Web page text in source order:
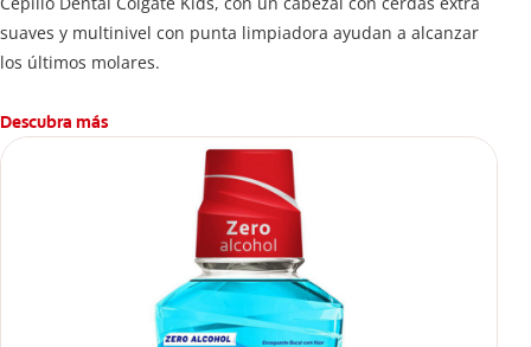
suaves y multinivel con punta limpiadora ayudan a alcanzar
los últimos molares.
Descubra más